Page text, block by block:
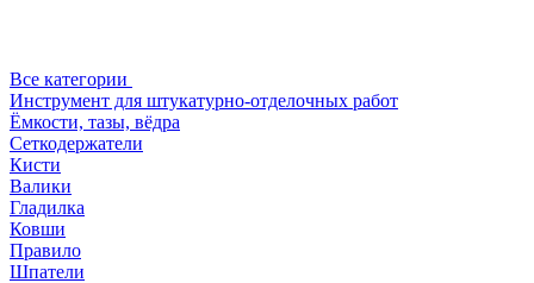
Все категории
Инструмент для штукатурно-отделочных работ
Ёмкости, тазы, вёдра
Сеткодержатели
Кисти
Валики
Гладилка
Ковши
Правило
Шпатели